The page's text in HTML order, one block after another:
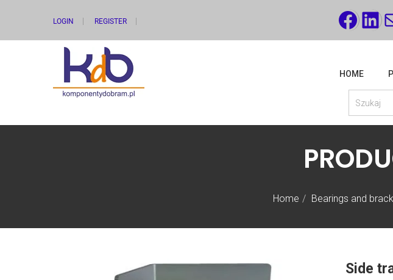
LOGIN REGISTER
HOME
Home Bearings and
Side